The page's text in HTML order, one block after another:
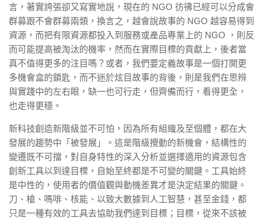
言，著實誇張卻又寫實地說，現在的 NGO 彷彿已經可以分成會
群募跟不會群募兩類，換言之，越會說故事的 NGO 越容易得到
資源，而把有限資源都投入到服務或產品專業上的 NGO ，則反
而可能提高被淘汰的機率，然而在實際目標的貢獻上，後者當
真不值得更多的注目嗎？或者，我們要定義故事是一個打開更
多機會盒的鎖匙，而不迷於炫目故事的背後，則是我們在思辨
與實踐中的左右眼，缺一也可行走，但齊備而行，看得更全，
也走得更穩。
新科技創造新階級並不可怕，因為所有組織及至個體，都在大
發展的趨勢中「被發展」。這是階級攪動的新機會，結構性的
變遷既不可擋，對自身特性的深入分析並選擇適用的資源包含
創新工具以到達目標，自始至終都是不可變的關鍵。工具始終
是中性的，使用者的價值觀與動機差異才是決定結果的關鍵。
刀、槍、嗎啡、核能、以致大數據到人工智慧，甚至金錢，都
只是一種有效的工具去協助我們達到目標；目標，從來不該被